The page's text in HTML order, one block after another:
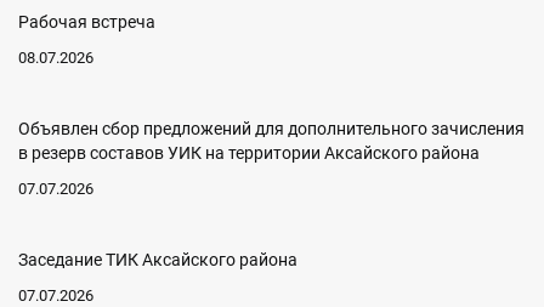
Рабочая встреча
08.07.2026
Объявлен сбор предложений для дополнительного зачисления
в резерв составов УИК на территории Аксайского района
07.07.2026
Заседание ТИК Аксайского района
07.07.2026